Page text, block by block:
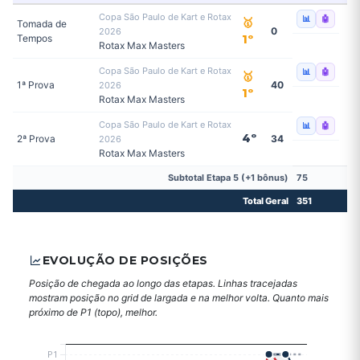
Tomada de
Tempos
Copa São Paulo de Kart e Rotax
2026
Rotax Max Masters
🥇
1º
0
📊 🤖
1ª Prova
Copa São Paulo de Kart e Rotax
2026
Rotax Max Masters
🥇
1º
40
📊 🤖
2ª Prova
Copa São Paulo de Kart e Rotax
2026
Rotax Max Masters
4º 34
📊 🤖
Subtotal Etapa 5 (+1 bônus) 75
Total Geral 351
EVOLUÇÃO DE POSIÇÕES
Posição de chegada ao longo das etapas. Linhas tracejadas
mostram posição no grid de largada e na melhor volta. Quanto mais
próximo de P1 (topo), melhor.
P1